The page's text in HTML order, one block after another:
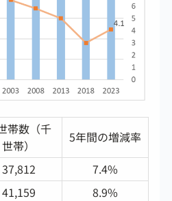
帯数（千
世帯）
5年間の増減率
37,812
7.4%
41,159
8.9%